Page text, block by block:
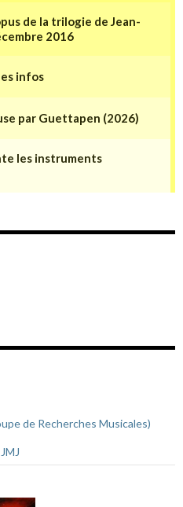
de Recherches Musicales)